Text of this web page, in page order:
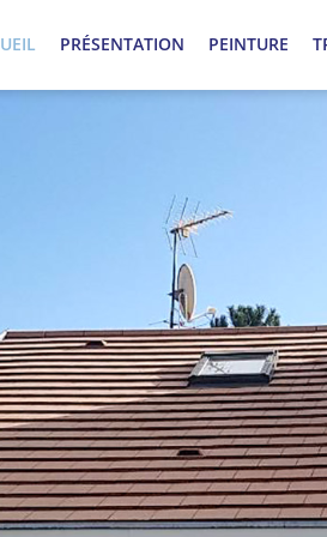
PRÉSENTATION PEINTURE